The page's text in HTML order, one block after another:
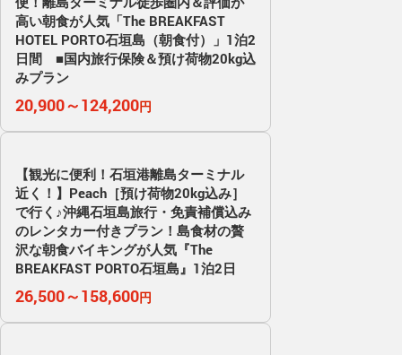
高い朝食が人気「The BREAKFAST
HOTEL PORTO石垣島（朝食付）」1泊2
日間 ■国内旅行保険＆預け荷物20kg込
みプラン
20,900～124,200円
【観光に便利！石垣港離島ターミナル
近く！】Peach［預け荷物20kg込み］
で行く♪沖縄石垣島旅行・免責補償込み
のレンタカー付きプラン！島食材の贅
沢な朝食バイキングが人気『The
BREAKFAST PORTO石垣島』1泊2日
26,500～158,600円